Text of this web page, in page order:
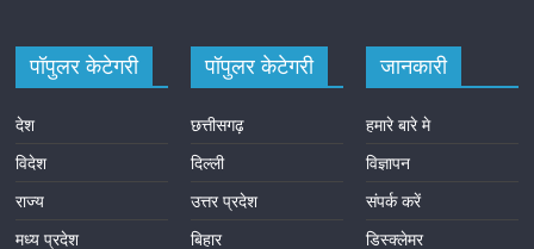
पॉपुलर केटेगरी
देश
विदेश
राज्य
मध्य प्रदेश
पॉपुलर केटेगरी
छत्तीसगढ़
दिल्ली
उत्तर प्रदेश
बिहार
जानकारी
हमारे बारे मे
विज्ञापन
संपर्क करें
डिस्क्लेमर